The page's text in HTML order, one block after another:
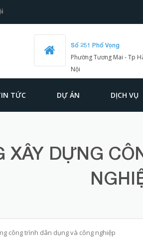
Số 251 Phố Vọng
Phường Tương Mai - Tp
Nội
TỨC DỰ ÁN DỊCH VỤ
XÂY DỰNG
công trình dân dụng và công nghiệp